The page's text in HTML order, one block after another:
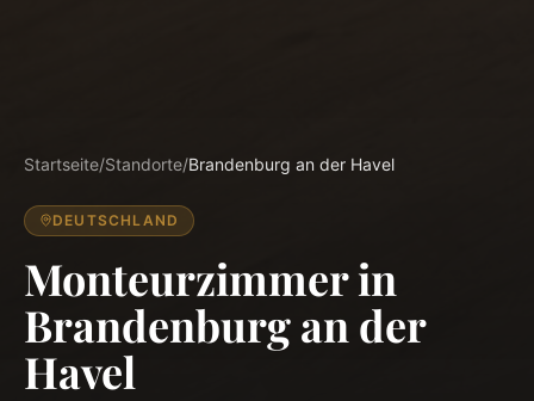
Startseite/Standorte/Brandenburg an der Havel
DEUTSCHLAND
Monteurzimmer in
Brandenburg an der
Havel